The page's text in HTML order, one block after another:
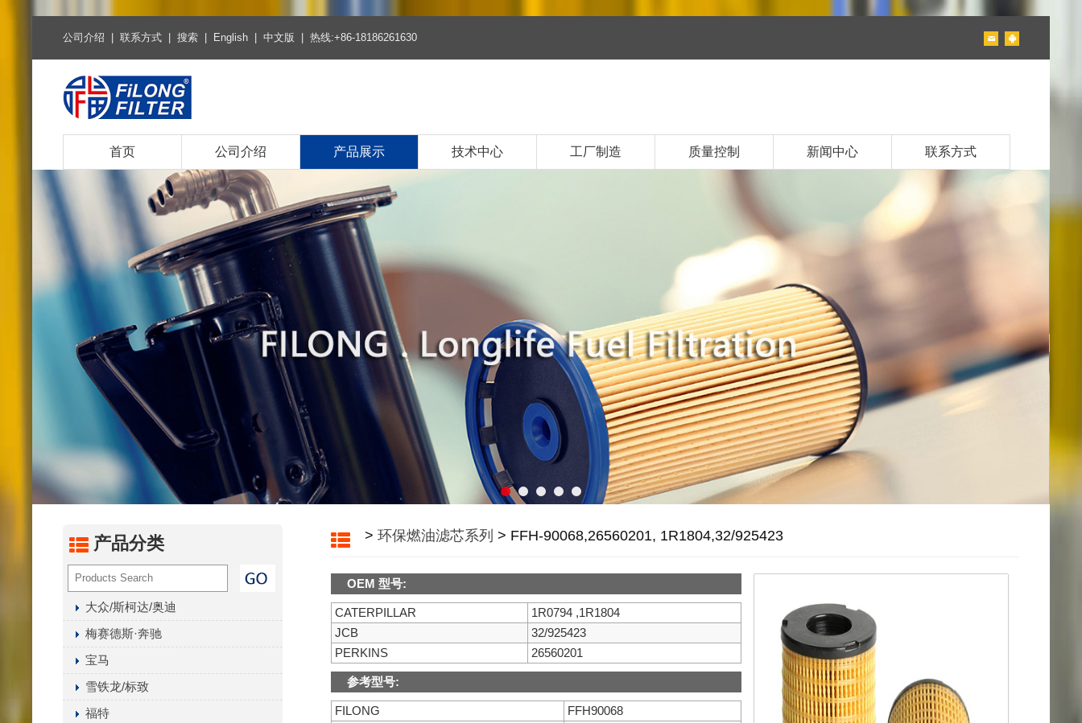
公司介绍 |联系方式 |搜索 English |中文版 | 热线:+86-18186261630
首页 公司介绍 产品展示
空气滤清器系列
空调滤清器系列
燃油柴油滤清器系列
机油滤清器系列
环保燃油滤芯系列
环保机油滤芯系列
燃油滤清器系列
汽油化油器（尼龙/聚丙）
内置燃油过滤器
油水分离器总成系列
变速箱滤清器系列
曲轴箱通风滤清器
技术中心 工厂制造 质量控制 新闻中心 联系方式
产品分类
大众/斯柯达/奥迪
梅赛德斯·奔驰
宝马
雪铁龙/标致
福特
>环保燃油滤芯系列 > FFH-90068,26560201, 1R1804,32/925423
OEM 型号:
CATERPILLAR
1R0794 ,1R1804
JCB
32/925423
PERKINS
26560201
参考型号:
FILONG
FFH90068